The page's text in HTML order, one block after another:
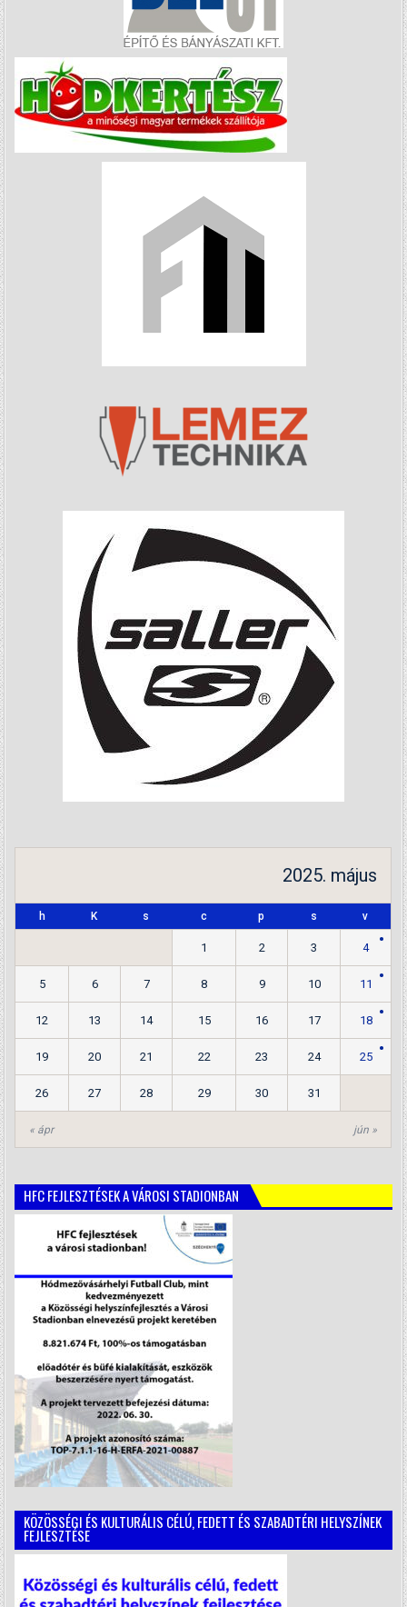
2025. május
h K s c p s v
« ápr jún »
1 2 3 4
5 6 7 8 9 10 11
12 13 14 15 16 17 18
19 20 21 22 23 24 25
26 27 28 29 30 31
HFC FEJLESZTÉSEK A VÁROSI STADIONBAN
KÖZÖSSÉGI ÉS KULTURÁLIS CÉLÚ, FEDETT ÉS SZABADTÉRI HELYSZÍNEK
FEJLESZTÉSE